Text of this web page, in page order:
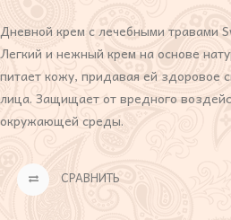
Дневной крем с лечебными травами
Легкий и нежный крем на основе
питает кожу, придавая ей здоровое
лица. Защищает от вредного
окружающей среды.
СРАВНИТЬ